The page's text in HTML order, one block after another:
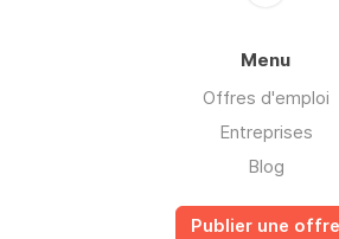
Menu
Offres d'emploi
Entreprises
Blog
Publier une offre